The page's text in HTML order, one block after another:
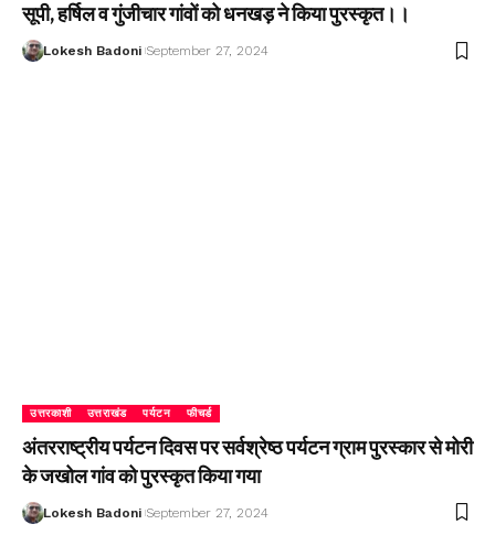
सूपी, हर्षिल व गुंजीचार गांवों को धनखड़ ने किया पुरस्कृत।।
Lokesh Badoni September 27, 2024
उत्तरकाशी उत्तराखंड पर्यटन फीचर्ड
अंतरराष्ट्रीय पर्यटन दिवस पर सर्वश्रेष्ठ पर्यटन ग्राम पुरस्कार से मोरी
के जखोल गांव को पुरस्कृत किया गया
Lokesh Badoni September 27, 2024